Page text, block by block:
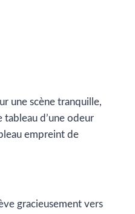
une scène tranquille,
tableau d’une odeur
empreint de
gracieusement vers